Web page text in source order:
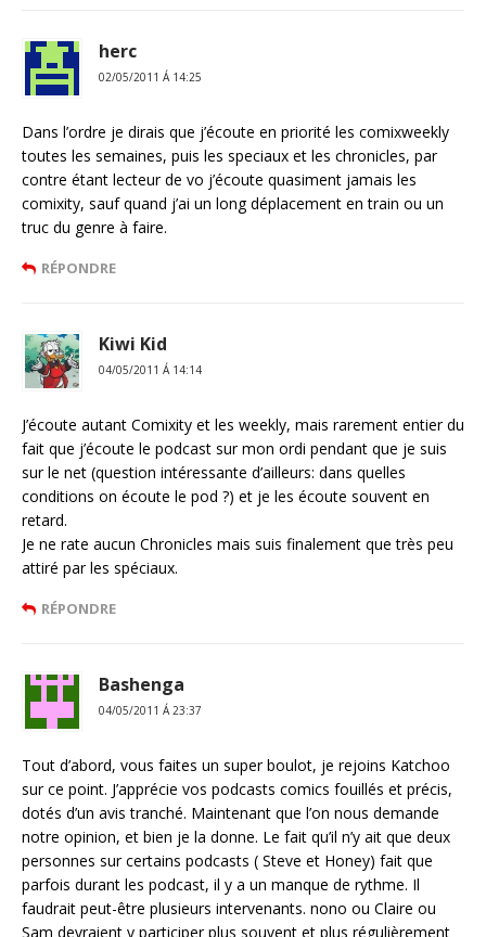
herc
02/05/2011 Á 14:25
Dans l’ordre je dirais que j’écoute en priorité les comixweekly
toutes les semaines, puis les speciaux et les chronicles, par
contre étant lecteur de vo j’écoute quasiment jamais les
comixity, sauf quand j’ai un long déplacement en train ou un
truc du genre à faire.
RÉPONDRE
Kiwi Kid
04/05/2011 Á 14:14
J’écoute autant Comixity et les weekly, mais rarement entier du
fait que j’écoute le podcast sur mon ordi pendant que je suis
sur le net (question intéressante d’ailleurs: dans quelles
conditions on écoute le pod ?) et je les écoute souvent en
retard.
Je ne rate aucun Chronicles mais suis finalement que très peu
attiré par les spéciaux.
RÉPONDRE
Bashenga
04/05/2011 Á 23:37
Tout d’abord, vous faites un super boulot, je rejoins Katchoo
sur ce point. J’apprécie vos podcasts comics fouillés et précis,
dotés d’un avis tranché. Maintenant que l’on nous demande
notre opinion, et bien je la donne. Le fait qu’il n’y ait que deux
personnes sur certains podcasts ( Steve et Honey) fait que
parfois durant les podcast, il y a un manque de rythme. Il
faudrait peut-être plusieurs intervenants. nono ou Claire ou
Sam devraient y participer plus souvent et plus régulièrement